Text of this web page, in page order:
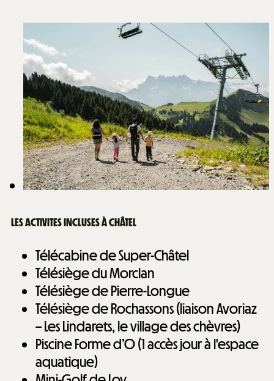
LES ACTIVITES INCLUSES À CHÂTEL
Télécabine de Super-Châtel
Télésiège du Morclan
Télésiège de Pierre-Longue
Télésiège de Rochassons (liaison Avoriaz
– Les Lindarets, le village des chèvres)
Piscine Forme d’O (1 accès jour à l'espace
aquatique)